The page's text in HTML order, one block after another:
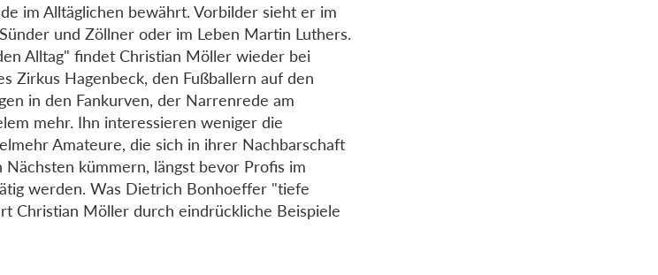
im Alltäglichen bewährt. Vorbilder sieht er im
und Zöllner oder im Leben Martin Luthers.
Alltag" findet Christian Möller wieder bei
Zirkus Hagenbeck, den Fußballern auf den
in den Fankurven, der Narrenrede am
mehr. Ihn interessieren weniger die
Amateure, die sich in ihrer Nachbarschaft
Nächsten kümmern, längst bevor Profis im
werden. Was Dietrich Bonhoeffer "tiefe
Christian Möller durch eindrückliche Beispiele